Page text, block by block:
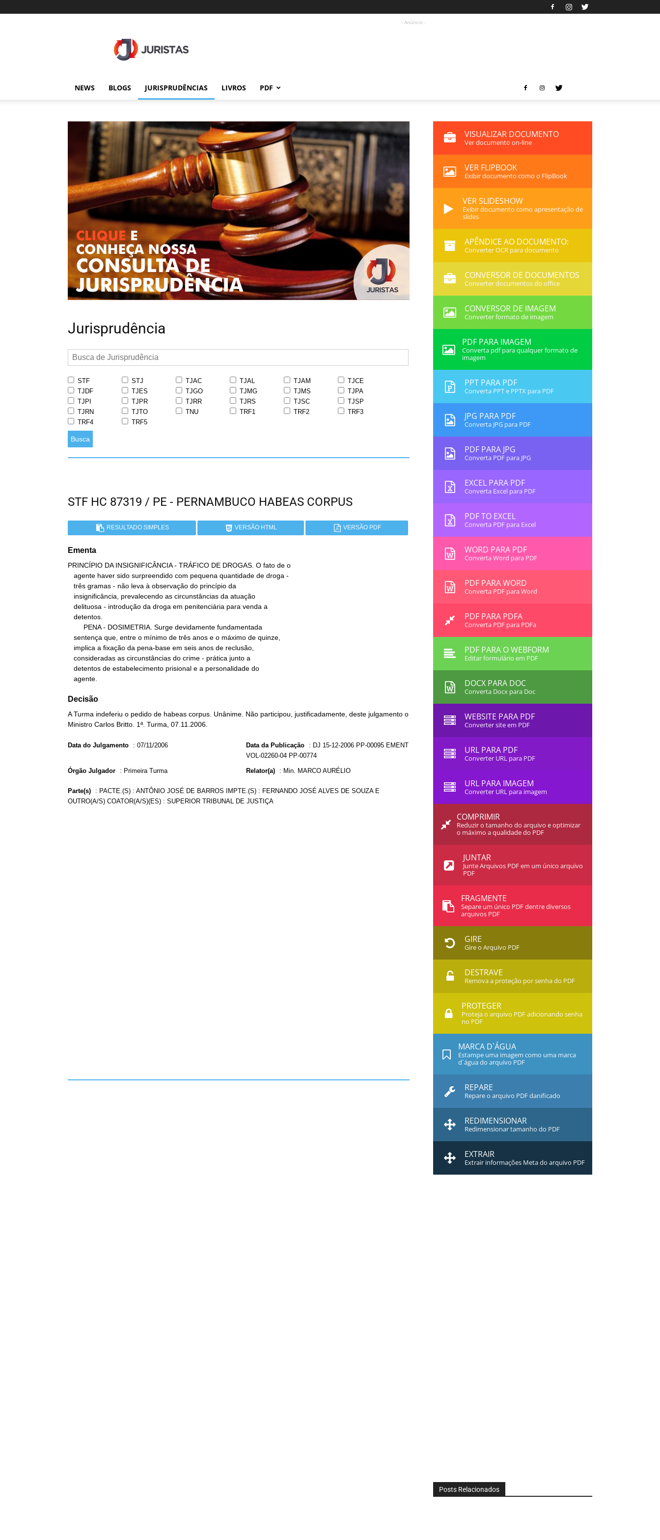
- Anúncio -
NEWS BLOGS JURISPRUDÊNCIAS LIVROS PDF
Jurisprudência
STF STJ TJAC TJAL TJAM
TJCE
TJDF
TJES TJGO TJMG TJMS
TJPA
TJPI
TJPR TJRR TJRS TJSC
TJSP
TJRN
TJTO TNU TRF1 TRF2
TRF3
TRF4
TRF5
Busca
STF HC 87319 / PE - PERNAMBUCO HABEAS CORPUS
RESULTADO SIMPLES VERSÃO HTML VERSÃO PDF
Ementa
PRINCÍPIO DA INSIGNIFICÂNCIA - TRÁFICO DE DROGAS. O fato de o
   agente.
Decisão
A Turma indeferiu o pedido de habeas corpus. Unânime. Não participou, justificadamente, deste julgamento o
Ministro Carlos Britto. 1ª. Turma, 07.11.2006.
Data do Julgamento : 07/11/2006 Data da Publicação : DJ 15-12-2006 PP-00095 EMENT
VOL-02260-04 PP-00774
Órgão Julgador : Primeira Turma Relator(a) : Min. MARCO AURÉLIO
Parte(s) : PACTE.(S) : ANTÔNIO JOSÉ DE BARROS IMPTE.(S) : FERNANDO JOSÉ ALVES DE SOUZA E
OUTRO(A/S) COATOR(A/S)(ES) : SUPERIOR TRIBUNAL DE JUSTIÇA
VISUALIZAR DOCUMENTO
Ver documento on-line
VER FLIPBOOK
Exibir documento como o FlipBook
VER SLIDESHOW
Exibir documento como apresentação de
slides
APÊNDICE AO DOCUMENTO:
Converter OCR para documento
CONVERSOR DE DOCUMENTOS
Converter documentos do office
CONVERSOR DE IMAGEM
Converter formato de imagem
PDF PARA IMAGEM
Converta pdf para qualquer formato de
imagem
PPT PARA PDF
Converta PPT e PPTX para PDF
JPG PARA PDF
Converta JPG para PDF
PDF PARA JPG
Converta PDF para JPG
EXCEL PARA PDF
Converta Excel para PDF
PDF TO EXCEL
Converta PDF para Excel
WORD PARA PDF
Converta Word para PDF
PDF PARA WORD
Converta PDF para Word
PDF PARA PDFA
Converta PDF para PDFa
PDF PARA O WEBFORM
Editar formulário em PDF
DOCX PARA DOC
Converta Docx para Doc
WEBSITE PARA PDF
Converter site em PDF
URL PARA PDF
Converter URL para PDF
URL PARA IMAGEM
Converter URL para imagem
COMPRIMIR
Reduzir o tamanho do arquivo e optimizar
o máximo a qualidade do PDF
JUNTAR
Junte Arquivos PDF em um único arquivo
PDF
FRAGMENTE
Separe um único PDF dentre diversos
arquivos PDF
GIRE
Gire o Arquivo PDF
DESTRAVE
Remova a proteção por senha do PDF
PROTEGER
Proteja o arquivo PDF adicionando senha
no PDF
MARCA D`ÁGUA
Estampe uma imagem como uma marca
d`água do arquivo PDF
REPARE
Repare o arquivo PDF danificado
REDIMENSIONAR
Redimensionar tamanho do PDF
EXTRAIR
Extrair informações Meta do arquivo PDF
Posts Relacionados